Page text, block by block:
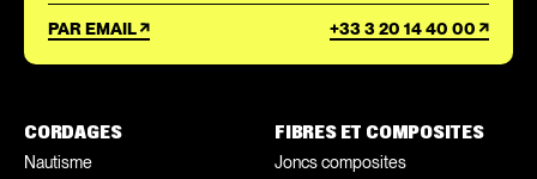
PAR EMAIL +33 3 20 14 40 00
CORDAGES
Nautisme
FIBRES ET COMPOSITES
Joncs composites